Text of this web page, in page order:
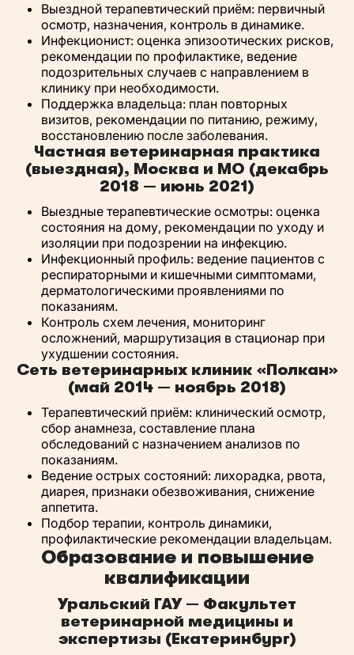
Выездной терапевтический приём: первичный
осмотр, назначения, контроль в динамике.
Инфекционист: оценка эпизоотических рисков,
рекомендации по профилактике, ведение
подозрительных случаев с направлением в
клинику при необходимости.
Поддержка владельца: план повторных
визитов, рекомендации по питанию, режиму,
восстановлению после заболевания.
Частная ветеринарная практика
(выездная), Москва и МО (декабрь
2018 — июнь 2021)
Выездные терапевтические осмотры: оценка
состояния на дому, рекомендации по уходу и
изоляции при подозрении на инфекцию.
Инфекционный профиль: ведение пациентов с
респираторными и кишечными симптомами,
дерматологическими проявлениями по
показаниям.
Контроль схем лечения, мониторинг
осложнений, маршрутизация в стационар при
ухудшении состояния.
Сеть ветеринарных клиник «Полкан»
(май 2014 — ноябрь 2018)
Терапевтический приём: клинический осмотр,
сбор анамнеза, составление плана
обследований с назначением анализов по
показаниям.
Ведение острых состояний: лихорадка, рвота,
диарея, признаки обезвоживания, снижение
аппетита.
Подбор терапии, контроль динамики,
профилактические рекомендации владельцам.
Образование и повышение
квалификации
Уральский ГАУ — Факультет
ветеринарной медицины и
экспертизы (Екатеринбург)